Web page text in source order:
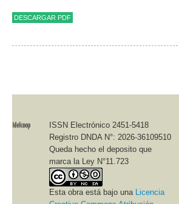
DESCARGAR PDF
ISSN Electrónico 2451-5418
Registro DNDA N°: 2026-36109510
Queda hecho el deposito que
marca la Ley N°11.723
Esta obra está bajo una Licencia